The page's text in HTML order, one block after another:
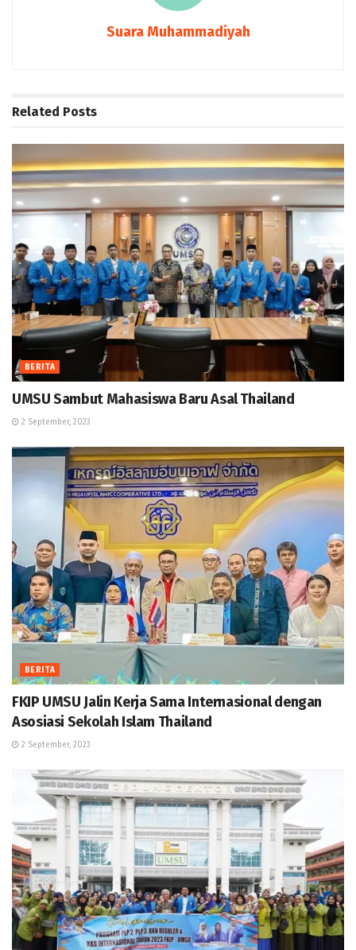
Suara Muhammadiyah
Related Posts
BERITA
UMSU Sambut Mahasiswa Baru Asal Thailand
2 September, 2023
BERITA
FKIP UMSU Jalin Kerja Sama Internasional dengan
Asosiasi Sekolah Islam Thailand
2 September, 2023